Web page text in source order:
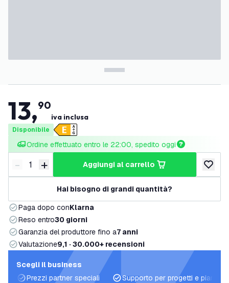
13,90
iva inclusa
Disponibile
Ordine effettuato entro le 22:00, spedito oggi
Riduci quantità
- Aumenta quantità
+ aggiungi al carrello
Hai bisogno di grandi quantità?
Paga dopo conKlarna
Reso entro30 giorni
Garanzia del produttore fino a7 anni
Valutazione9,1 · 30.000+ recensioni
Scegli il business
Prezzi partner speciali
Supporto per progetti e piani di